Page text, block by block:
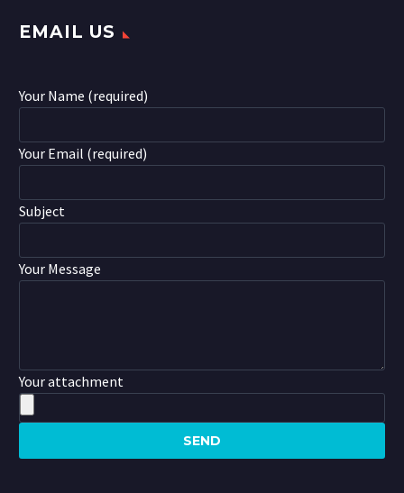
EMAIL US
Your Name (required)
Your Email (required)
Subject
Your Message
Your attachment